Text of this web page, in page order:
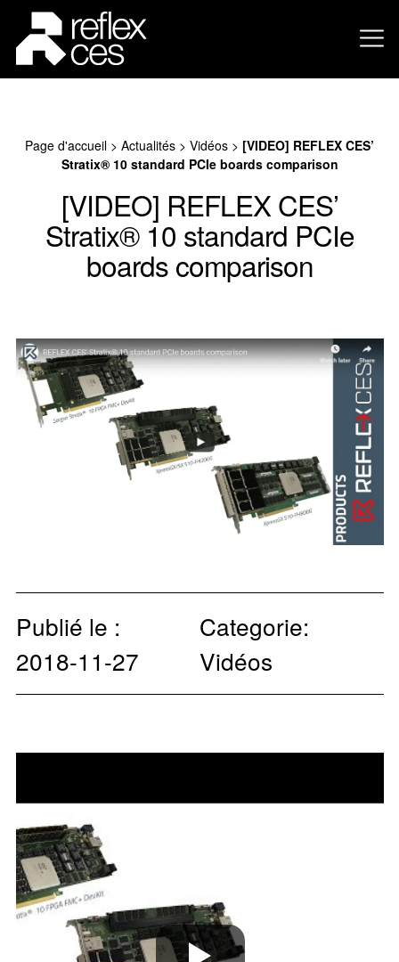
Page d'accueil > Actualités > Vidéos > [VIDEO] REFLEX CES’
Stratix® 10 standard PCIe boards comparison
[VIDEO] REFLEX CES’
Stratix® 10 standard PCIe
boards comparison
Publié le :
2018-11-27
Categorie:
Vidéos